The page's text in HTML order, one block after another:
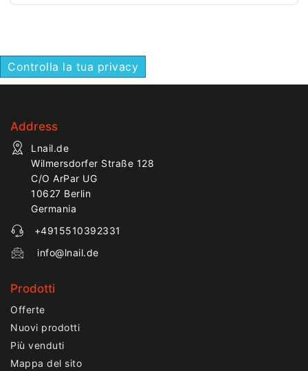
rimozione e rifinitura
Controlla la tua privacy
Address
Lnail.de
Wilmersdorfer Straße 128
C/O ArPar UG
10627 Berlin
Germania
+4915510392331
info@lnail.de
Prodotti
Offerte
Nuovi prodotti
Più venduti
Mappa del sito